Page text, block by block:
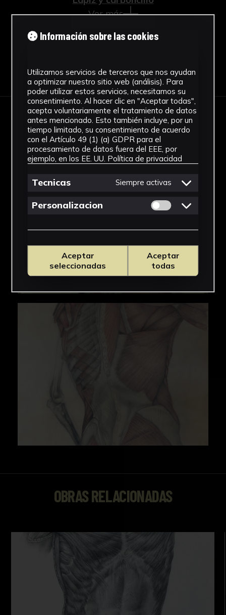
Ver más
Descargar Ficha
IMÁGENES
OBRAS RELACIONADAS
Información sobre las cookies
Utilizamos servicios de terceros que nos ayudan
a optimizar nuestro sitio web (análisis). Para
poder utilizar estos servicios, necesitamos su
consentimiento. Al hacer clic en "Aceptar todas",
acepta voluntariamente el tratamiento de datos
antes mencionado. Esto también incluye, por un
tiempo limitado, su consentimiento de acuerdo
con el Artículo 49 (1) (a) GDPR para el
procesamiento de datos fuera del EEE, por
ejemplo, en los EE. UU. Política de privacidad
Tecnicas Siempre activas
Personalizacion Permitir cookies
Aceptar
seleccionadas
Aceptar
todas